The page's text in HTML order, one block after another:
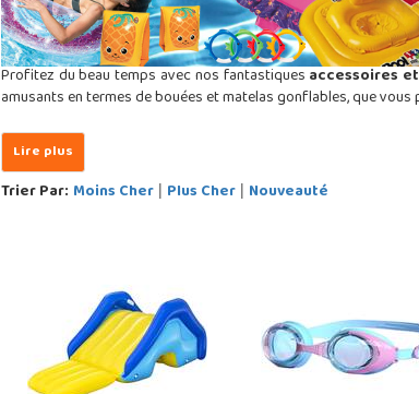
Profitez du beau temps avec nos fantastiquesaccessoires
amusants en termes de bouées et matelas gonflables, que
Trier Par: Moins Cher| Plus Cher| Nouveauté